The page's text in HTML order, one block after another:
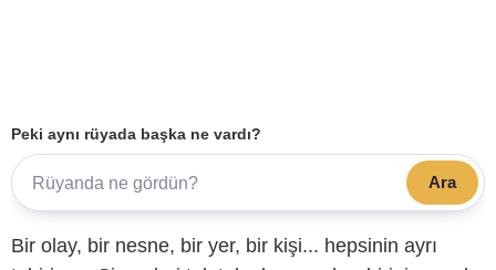
Peki aynı rüyada başka ne vardı?
Ara
Bir olay, bir nesne, bir yer, bir kişi... hepsinin ayrı